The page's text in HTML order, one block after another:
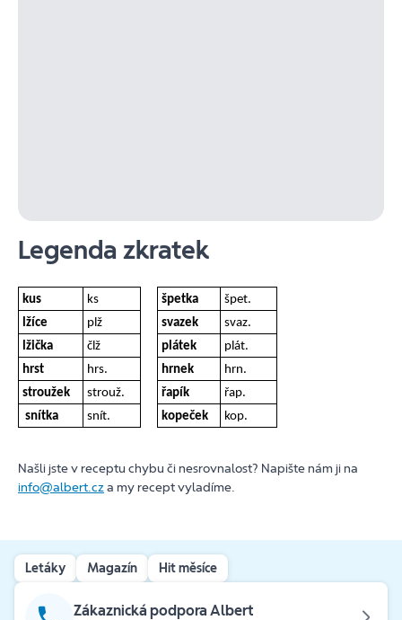
Legenda zkratek
kus ks špetka
špet.
lžíce
plž svazek
svaz.
lžička
člž plátek
plát.
hrst
hrs. hrnek
hrn.
stroužek
strouž. řapík
řap.
snítka
snít. kopeček kop.
Našli jste v receptu chybu či nesrovnalost? Napište nám ji na
info@albert.cza my recept vyladíme.
Letáky Magazín Hit měsíce
Zákaznická podpora Albert